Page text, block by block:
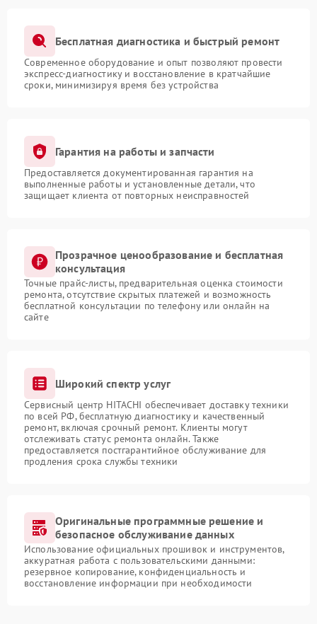
Бесплатная диагностика и быстрый ремонт
Современное оборудование и опыт позволяют провести
экспресс-диагностику и восстановление в кратчайшие
сроки, минимизируя время без устройства
Гарантия на работы и запчасти
Предоставляется документированная гарантия на
выполненные работы и установленные детали, что
защищает клиента от повторных неисправностей
Прозрачное ценообразование и бесплатная
консультация
Точные прайс-листы, предварительная оценка стоимости
ремонта, отсутствие скрытых платежей и возможность
бесплатной консультации по телефону или онлайн на
сайте
Широкий спектр услуг
Сервисный центр HITACHI обеспечивает доставку техники
по всей РФ, бесплатную диагностику и качественный
ремонт, включая срочный ремонт. Клиенты могут
отслеживать статус ремонта онлайн. Также
предоставляется постгарантийное обслуживание для
продления срока службы техники
Оригинальные программные решение и
безопасное обслуживание данных
Использование официальных прошивок и инструментов,
аккуратная работа с пользовательскими данными:
резервное копирование, конфиденциальность и
восстановление информации при необходимости